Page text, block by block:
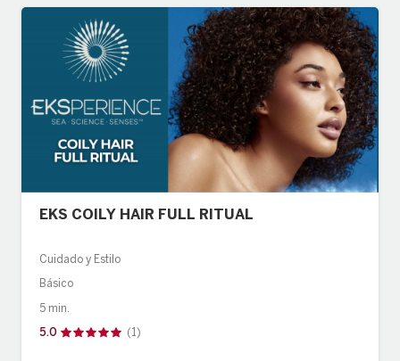
EKS COILY HAIR FULL RITUAL
Cuidado y Estilo
Básico
5 min.
5.0 (1)